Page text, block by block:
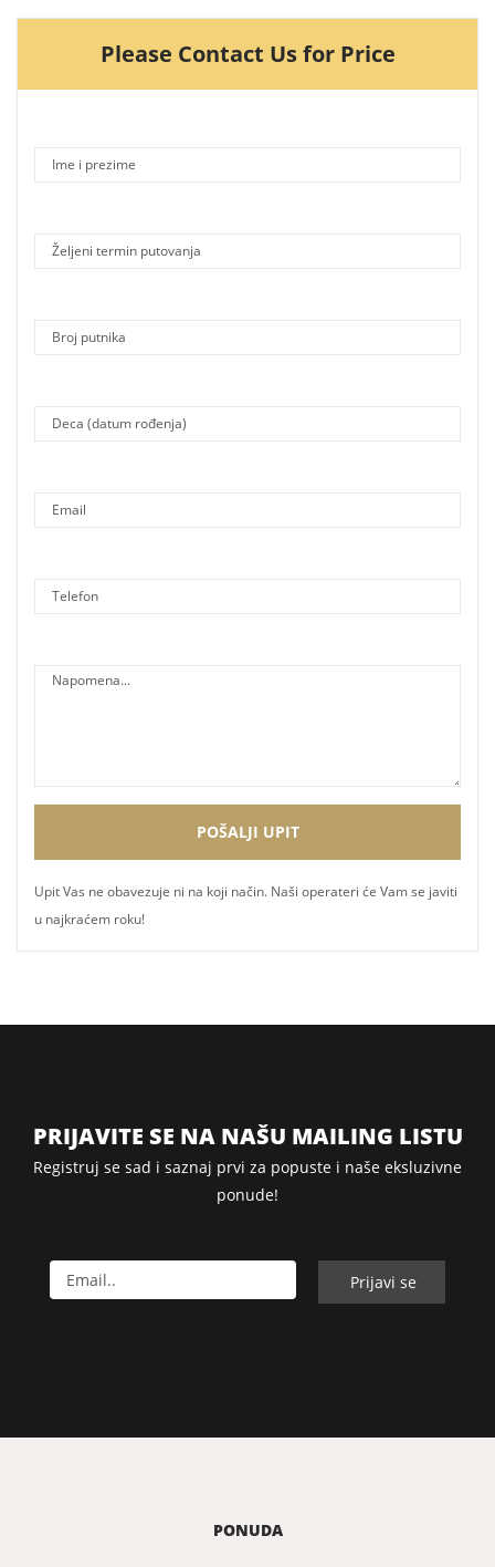
Please Contact Us for Price
Upit Vas ne obavezuje ni na koji način. Naši operateri će Vam se javiti
u najkraćem roku!
PRIJAVITE SE NA NAŠU MAILING LISTU
Registruj se sad i saznaj prvi za popuste i naše eksluzivne
ponude!
PONUDA